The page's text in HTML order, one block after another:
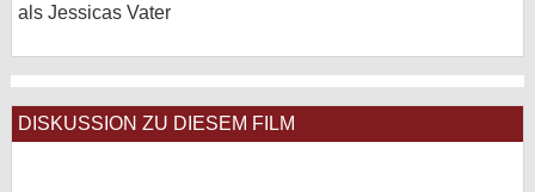
als Jessicas Vater
DISKUSSION ZU DIESEM FILM